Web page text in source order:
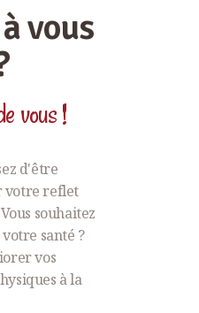
vous !
vous
d'être
votre reflet
souhaitez
santé ?
vos
à la